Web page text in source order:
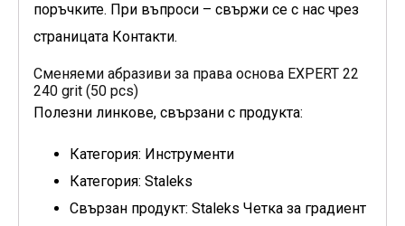
поръчките. При въпроси – свържи се с нас чрез
страницата Контакти.
Сменяеми абразиви за права основа EXPERT 22
240 grit (50 pcs)
Полезни линкове, свързани с продукта:
Категория: Инструменти
Категория: Staleks
Свързан продукт: Staleks Четка за градиент